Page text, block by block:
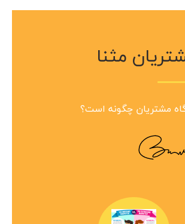
مثنا
مشتریان چگونه است؟